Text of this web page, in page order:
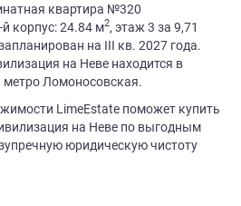
квартира №320
корпус: 24.84 м2, этаж 3 за 9,71
на III кв. 2027 года.
на Неве находится в
метро Ломоносовская.
LimeEstate поможет купить
на Неве по выгодным
юридическую чистоту